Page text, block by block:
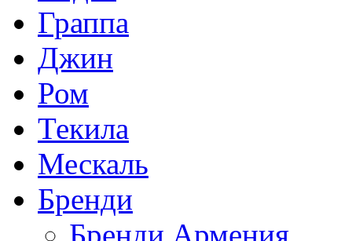
Граппа
Джин
Ром
Текила
Мескаль
Бренди